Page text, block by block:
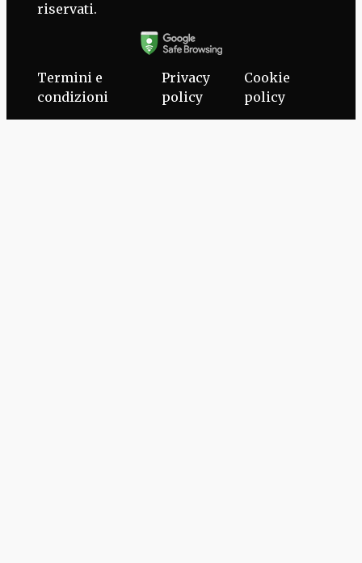
riservati.
Termini e
condizioni
Privacy
policy
Cookie
policy